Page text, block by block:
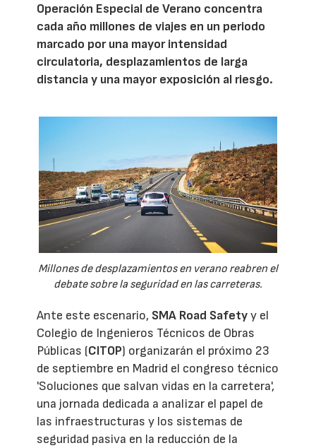
Operación Especial de Verano concentra
cada año millones de viajes en un periodo
marcado por una mayor intensidad
circulatoria, desplazamientos de larga
distancia y una mayor exposición al riesgo.
Millones de desplazamientos en verano reabren el
debate sobre la seguridad en las carreteras.
Ante este escenario, SMA Road Safetyy el
Colegio de Ingenieros Técnicos de Obras
Públicas (CITOP) organizarán el próximo 23
de septiembre en Madrid el congreso técnico
'Soluciones que salvan vidas en la carretera',
una jornada dedicada a analizar el papel de
las infraestructuras y los sistemas de
seguridad pasiva en la reducción de la